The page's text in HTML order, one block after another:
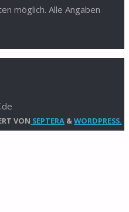
möglich. Alle Angaben
VON SEPTERA &WORDPRESS.